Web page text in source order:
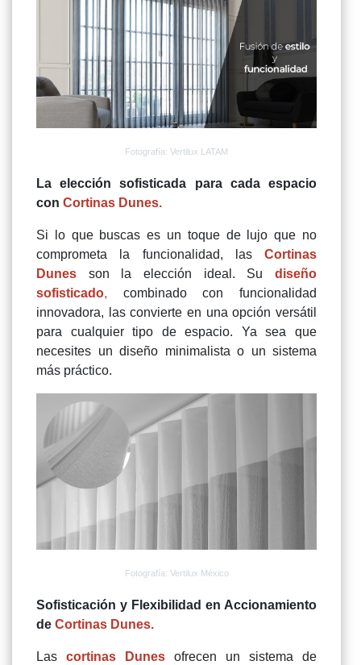
Fotografía: Vertilux LATAM
La elección sofisticada para cada espacio
con Cortinas Dunes.
Si lo que buscas es un toque de lujo que no
comprometa la funcionalidad, las
Cortinas
Dunes
son la elección ideal. Su
diseño
sofisticado, combinado con funcionalidad
innovadora, las convierte en una opción versátil
para cualquier tipo de espacio. Ya sea que
necesites un diseño minimalista o un sistema
más práctico.
Fotografía: Vertilux México
Sofisticación y Flexibilidad en Accionamiento
de Cortinas Dunes.
Las cortinas Dunes ofrecen un sistema de